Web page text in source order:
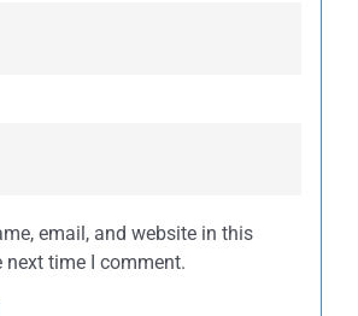
email, and website in this
next time I comment.